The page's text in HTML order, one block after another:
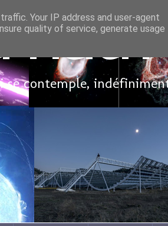
haut
contemple, indéfiniment.
Your IP address and user-agent
quality of service, generate usage